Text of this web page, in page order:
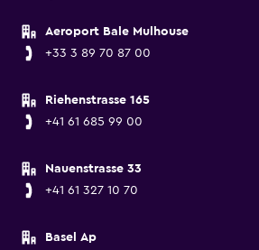
Aeroport Bale Mulhouse
+33 3 89 70 87 00
Riehenstrasse 165
+41 61 685 99 00
Nauenstrasse 33
+41 61 327 10 70
Basel Ap